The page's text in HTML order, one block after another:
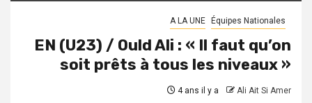
A LA UNE Équipes Nationales
EN (U23) / Ould Ali : « Il faut qu’on
soit prêts à tous les niveaux »
4 ans il y a Ali Ait Si Amer